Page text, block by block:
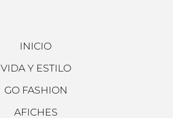
INICIO
VIDA Y ESTILO
GO FASHION
AFICHES